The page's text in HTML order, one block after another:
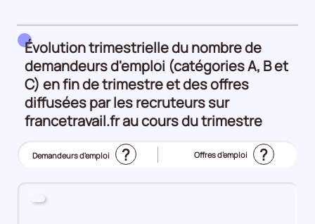
25%
d'oeuvre
25%
les
Attractivité
Salariale
25%
Évolution trimestrielle du nombre de
demandeurs d'emploi (catégories A, B et
C) en fin de trimestre et des offres
diffusées par les recruteurs sur
francetravail.fr au cours du trimestre
Demandeurs d'emploi
(Affichage ? Offres d’emploi ?